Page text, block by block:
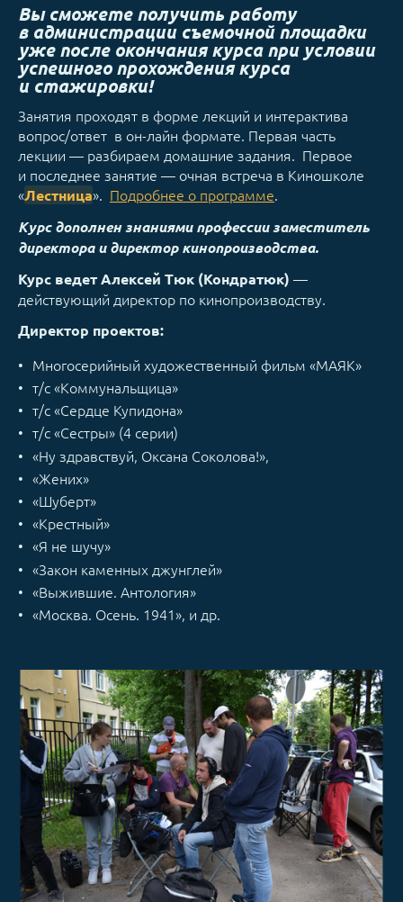
Вы сможете получить работу
в администрации съемочной площадки
уже после окончания курса при условии
успешного прохождения курса
и стажировки!
Занятия проходят в форме лекций и интерактива
вопрос/ответ в он-лайн формате. Первая часть
лекции — разбираем домашние задания. Первое
и последнее занятие — очная встреча в Киношколе
«Лестница». Подробнее о программе.
Курс дополнен знаниями профессии заместитель
директора и директор кинопроизводства.
Курс ведет Алексей Тюк (Кондратюк) —
действующий директор по кинопроизводству.
Директор проектов:
Многосерийный художественный фильм «МАЯК»
т/с «Коммунальщица»
т/с «Сердце Купидона»
т/с «Сестры» (4 серии)
«Ну здравствуй, Оксана Соколова!»,
«Жених»
«Шуберт»
«Крестный»
«Я не шучу»
«Закон каменных джунглей»
«Выжившие. Антология»
«Москва. Осень. 1941», и др.